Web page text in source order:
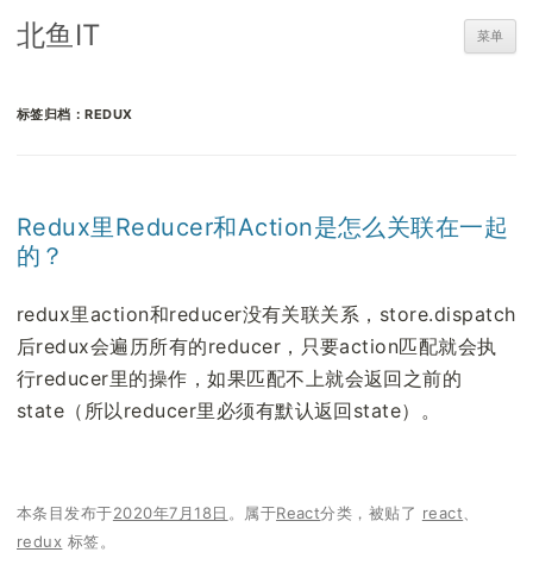
北鱼IT 菜单
标签归档：REDUX
Redux里Reducer和Action是怎么关联在一起
的？
redux里action和reducer没有关联关系，store.dispatch
后redux会遍历所有的reducer，只要action匹配就会执
行reducer里的操作，如果匹配不上就会返回之前的
state（所以reducer里必须有默认返回state）。
本条目发布于2020年7月18日 。属于React分类，被贴了 react
redux 标签。